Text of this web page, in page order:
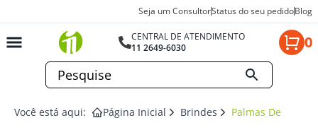
Seja um ConsultorStatus do seu pedidoBlog
CENTRAL DE ATENDIMENTO
11 2649-6030
0
Você está aqui: Página Inicial Brindes Palmas De Monte